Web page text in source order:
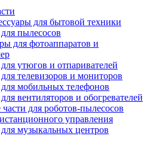
для бытовой техники
пылесосов
для фотоаппаратов и
утюгов и отпаривателей
телевизоров и мониторов
для мобильных телефонов
вентиляторов и обогревателей
для роботов-пылесосов
управления
для музыкальных центров